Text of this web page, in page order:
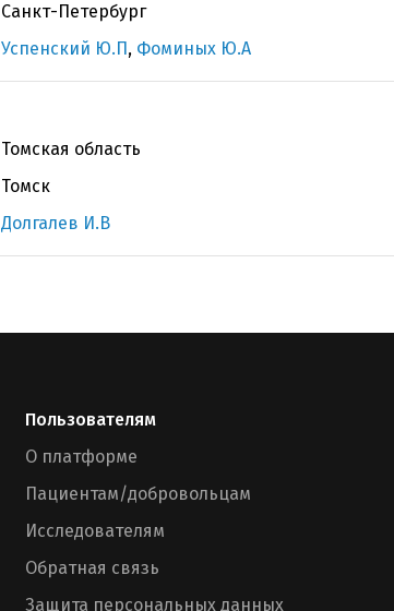
Санкт-Петербург
Успенский Ю.П, Фоминых Ю.А
Томская область
Томск
Долгалев И.В
Пользователям
О платформе
Пациентам/добровольцам
Исследователям
Обратная связь
Защита персональных данных